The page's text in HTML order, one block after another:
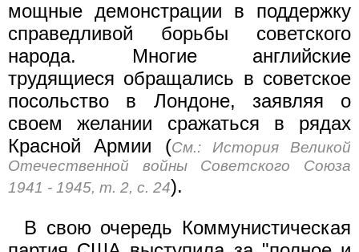
мощные демонстрации в поддержку
справедливой борьбы советского
народа. Многие английские
трудящиеся обращались в советское
посольство в Лондоне, заявляя о
своем желании сражаться в рядах
Красной Армии (См.: История Великой
Отечественной войны Советского Союза
1941 - 1945, т. 2, с. 24).
В свою очередь Коммунистическая